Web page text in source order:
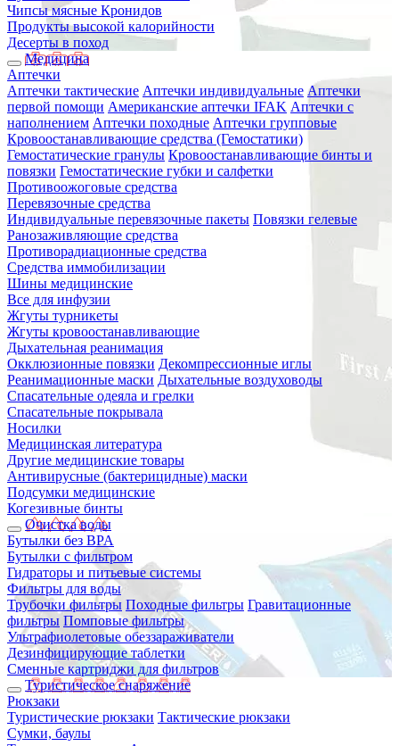
Чипсы мясные Кронидов
Продукты высокой калорийности
Десерты в поход
Медицина
Аптечки
Аптечки тактические Аптечки индивидуальные Аптечки
первой помощи Американские аптечки IFAK Аптечки с
наполнением Аптечки походные Аптечки групповые
Кровоостанавливающие средства (Гемостатики)
Гемостатические гранулы Кровоостанавливающие бинты и
повязки Гемостатические губки и салфетки
Противоожоговые средства
Перевязочные средства
Индивидуальные перевязочные пакеты Повязки гелевые
Ранозаживляющие средства
Противорадиационные средства
Средства иммобилизации
Шины медицинские
Все для инфузии
Жгуты турникеты
Жгуты кровоостанавливающие
Дыхательная реанимация
Окклюзионные повязки Декомпрессионные иглы
Реанимационные маски Дыхательные воздуховоды
Спасательные одеяла и грелки
Спасательные покрывала
Носилки
Медицинская литература
Другие медицинские товары
Антивирусные (бактерицидные) маски
Подсумки медицинские
Когезивные бинты
Очистка воды
Бутылки без BPA
Бутылки с фильтром
Гидраторы и питьевые системы
Фильтры для воды
Трубочки фильтры Походные фильтры Гравитационные
фильтры Помповые фильтры
Ультрафиолетовые обеззараживатели
Дезинфицирующие таблетки
Сменные картриджи для фильтров
Туристическое снаряжение
Рюкзаки
Туристические рюкзаки Тактические рюкзаки
Сумки, баулы